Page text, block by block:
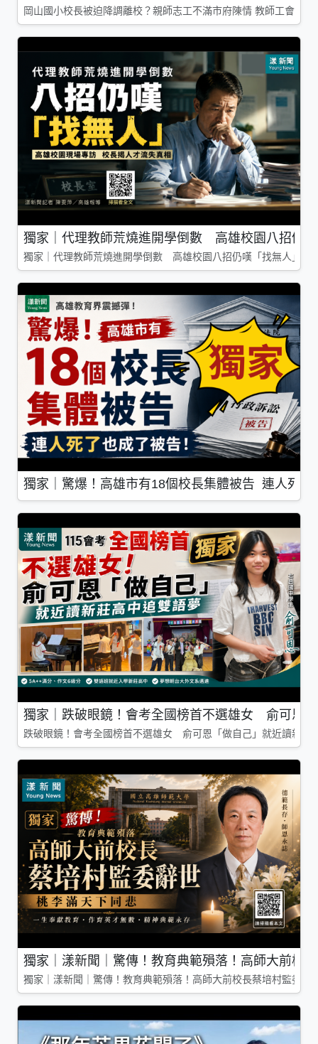
岡山國小校長被迫降調離校？親師志工不滿市府陳情 教師工會槓
獨家｜代理教師荒燒進開學倒數 高雄校園八招仍
獨家｜代理教師荒燒進開學倒數 高雄校園八招仍嘆「找無人」
獨家｜驚爆！高雄市有18個校長集體被告 連人死了
獨家｜跌破眼鏡！會考全國榜首不選雄女 俞可恩
跌破眼鏡！會考全國榜首不選雄女 俞可恩「做自己」就近讀新莊
獨家｜漾新聞｜驚傳！教育典範殞落！高師大前校
獨家｜漾新聞｜驚傳！教育典範殞落！高師大前校長蔡培村監委